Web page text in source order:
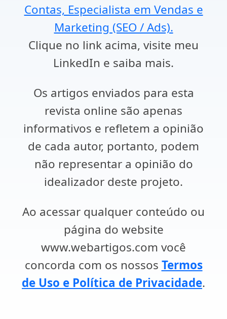
Contas, Especialista em Vendas e
Marketing (SEO / Ads).
Clique no link acima, visite meu
LinkedIn e saiba mais.
Os artigos enviados para esta
revista online são apenas
informativos e refletem a opinião
de cada autor, portanto, podem
não representar a opinião do
idealizador deste projeto.
Ao acessar qualquer conteúdo ou
página do website
www.webartigos.com você
concorda com os nossos Termos
de Uso e Política de Privacidade.